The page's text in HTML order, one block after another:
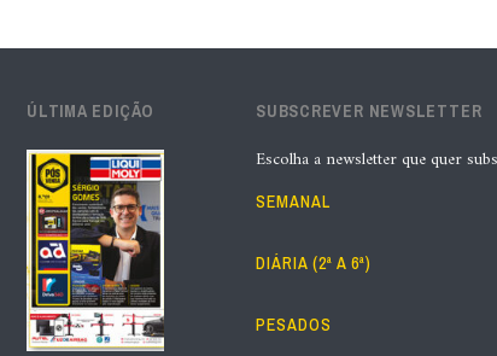
ÚLTIMA EDIÇÃO SUBSCREVER NEWSLETTER
Escolha a newsletter que quer
SEMANAL
DIÁRIA (2ª A 6ª)
PESADOS